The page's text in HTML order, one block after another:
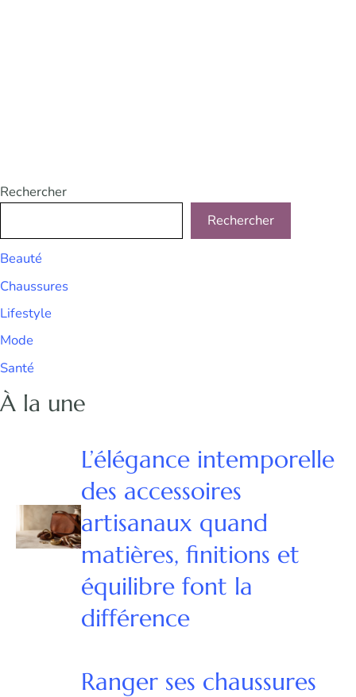
Rechercher
Rechercher
Beauté
Chaussures
Lifestyle
Mode
Santé
À la une
L’élégance intemporelle
des accessoires
artisanaux quand
matières, finitions et
équilibre font la
différence
Ranger ses chaussures